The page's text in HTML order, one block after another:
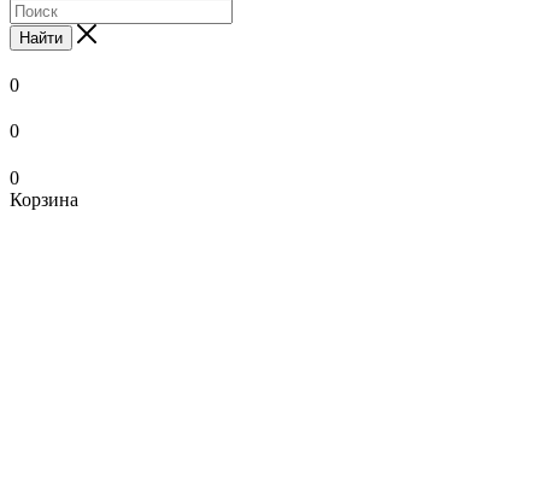
Найти
0
0
0
Корзина